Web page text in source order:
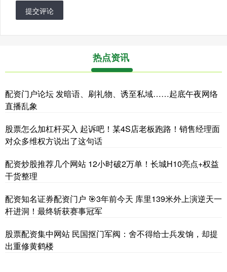
提交评论
热点资讯
配资门户论坛 发暗语、刷礼物、诱至私域……起底午夜网络
直播乱象
股票怎么加杠杆买入 起诉吧！某4S店老板跑路！销售经理面
对众多维权方说出了这句话
配资炒股推荐几个网站 12小时破2万单！长城H10亮点+权益
干货整理
配资知名证券配资门户 🎯3年前今天 库里139米外上演逆天一
杆进洞！最终斩获赛事冠军
股票配资集中网站 民国抠门军阀：舍不得给士兵发饷，却提
出重修黄鹤楼